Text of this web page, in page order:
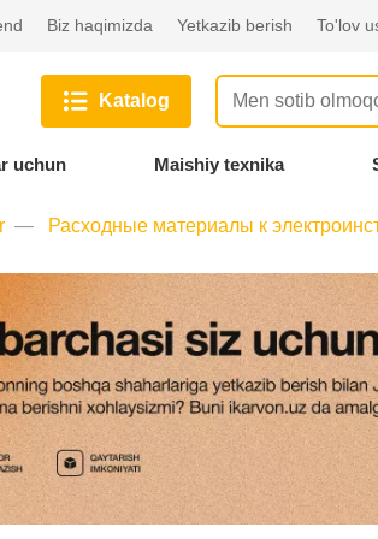
Biz haqimizda Yetkazib berish To'lov
Katalog
uchun Maishiy texnika
Расходные материалы к